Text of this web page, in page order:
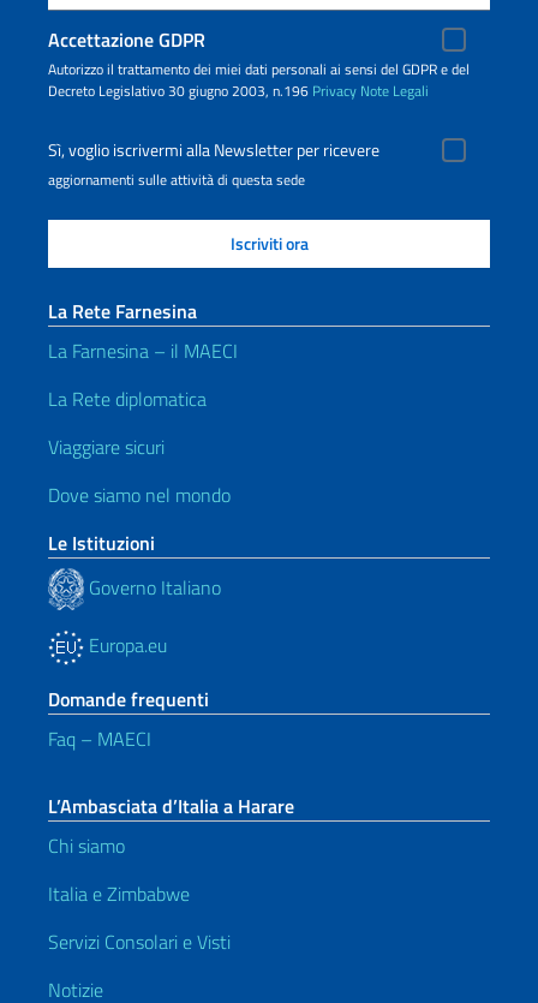
Accettazione GDPR
Autorizzo il trattamento dei miei dati personali ai sensi del GDPR e del
Decreto Legislativo 30 giugno 2003, n.196 Privacy Note Legali
Sì, voglio iscrivermi alla Newsletter per ricevere
aggiornamenti sulle attività di questa sede
La Rete Farnesina
La Farnesina – il MAECI
La Rete diplomatica
Viaggiare sicuri
Dove siamo nel mondo
Le Istituzioni
Governo Italiano
Europa.eu
Domande frequenti
Faq – MAECI
L’Ambasciata d’Italia a Harare
Chi siamo
Italia e Zimbabwe
Servizi Consolari e Visti
Notizie